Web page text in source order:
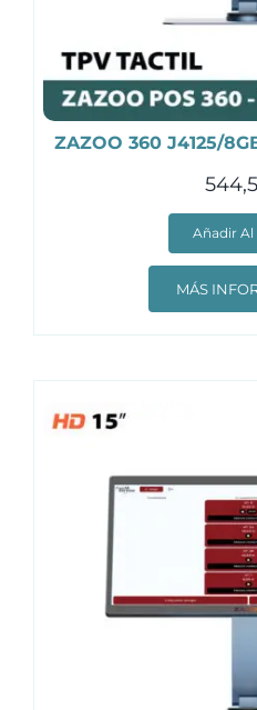
ZAZOO 360 J4125/
Añadir Al
MÁS